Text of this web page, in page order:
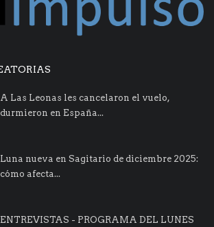
A Las Leonas les cancelaron el vuelo,
durmieron en España...
Luna nueva en Sagitario de diciembre 2025:
cómo afecta...
ENTREVISTAS - PROGRAMA DEL LUNES